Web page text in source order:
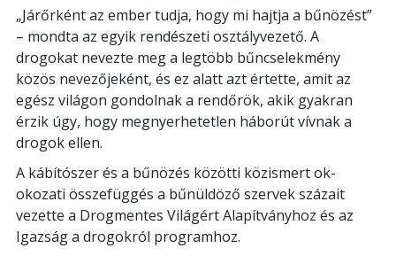
„Járőrként az ember tudja, hogy mi hajtja a bűnözést”
– mondta az egyik rendészeti osztályvezető. A
drogokat nevezte meg a legtöbb bűncselekmény
közös nevezőjeként, és ez alatt azt értette, amit az
egész világon gondolnak a rendőrök, akik gyakran
érzik úgy, hogy megnyerhetetlen háborút vívnak a
drogok ellen.
A kábítószer és a bűnözés közötti közismert ok-
okozati összefüggés a bűnüldöző szervek százait
vezette a Drogmentes Világért Alapítványhoz és az
Igazság a drogokról programhoz.